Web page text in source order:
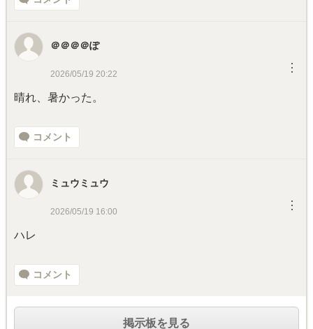
＠＠＠＠ぽ
2026/05/19 20:22 ︙
晴れ、暑かった。
コメント
ミュウミュウ
2026/05/19 16:00 ︙
ハレ
コメント
掲示板を見る